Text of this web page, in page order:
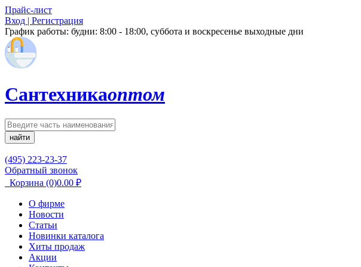
Прайс-лист
Вход | Регистрация
График работы: будни: 8:00 - 18:00, суббота и воскресенье выходные дни
Сантехникаоптом
найти
(495) 223-23-37
Обратный звонок
Корзина (0)0.00 ₽
О фирме
Новости
Статьи
Новинки каталога
Хиты продаж
Акции